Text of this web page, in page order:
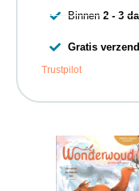
Binnen 2 - 3
Gratis
Trustpilot